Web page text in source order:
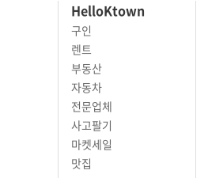
HelloKtown
구인
렌트
부동산
자동차
전문업체
사고팔기
마켓세일
맛집